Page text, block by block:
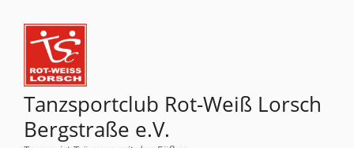
Tanzsportclub Rot-Weiß Lorsch
Bergstraße e.V.